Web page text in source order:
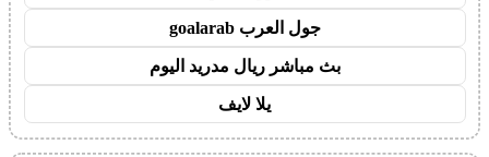
جول العرب goalarab
بث مباشر ريال مدريد اليوم
يلا لايف